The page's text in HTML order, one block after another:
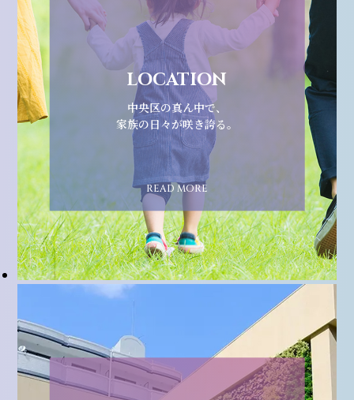
LOCATION
中央区の真ん中で、
家族の日々が咲き誇る。
READ MORE